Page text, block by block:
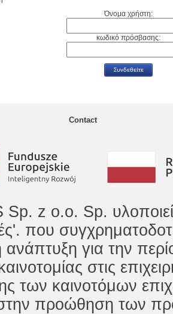
Όνομα χρήστη:
κωδικό πρόσβασης:
Contact
Sp. z o.o. Sp.
που
για την
στις
των καινοτόμων
προώθηση των